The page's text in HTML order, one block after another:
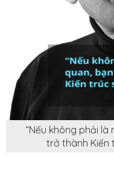
“Nếu không phải
trở thành Kiến